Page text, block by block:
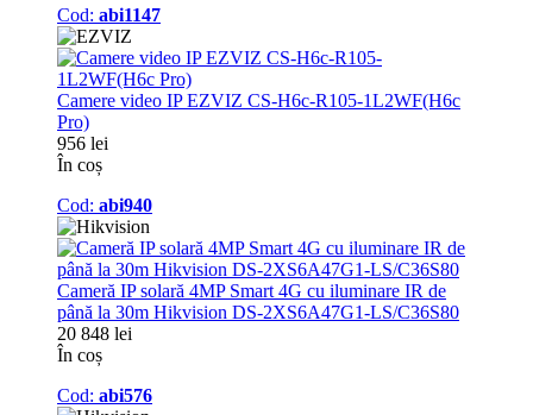
Cod: abi1147
Camere video IP EZVIZ CS-H6c-R105-1L2WF(H6c
Pro)
956 lei
În coș
Cod: abi940
Cameră IP solară 4MP Smart 4G cu iluminare IR de
până la 30m Hikvision DS-2XS6A47G1-LS/C36S80
20 848 lei
În coș
Cod: abi576